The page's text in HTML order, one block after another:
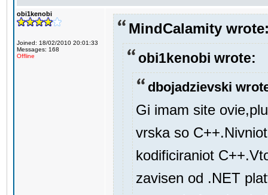
obi1kenobi
Joined: 18/02/2010 20:01:33
Messages: 168
Offline
MindCalamity
obi1kenobi wrote:
dbojadzievski
Gi imam site
vrska so
kodificiraniot
zavisen od .NET